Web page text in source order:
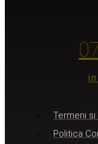
Termeni si
Politica